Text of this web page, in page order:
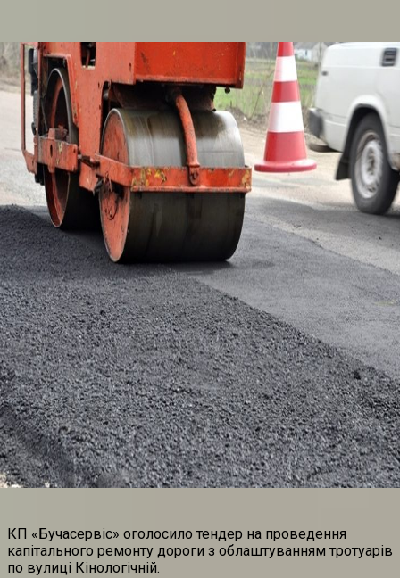
КП «Бучасервіс» оголосило тендер на проведення
капітального ремонту дороги з облаштуванням тротуарів
по вулиці Кінологічній.